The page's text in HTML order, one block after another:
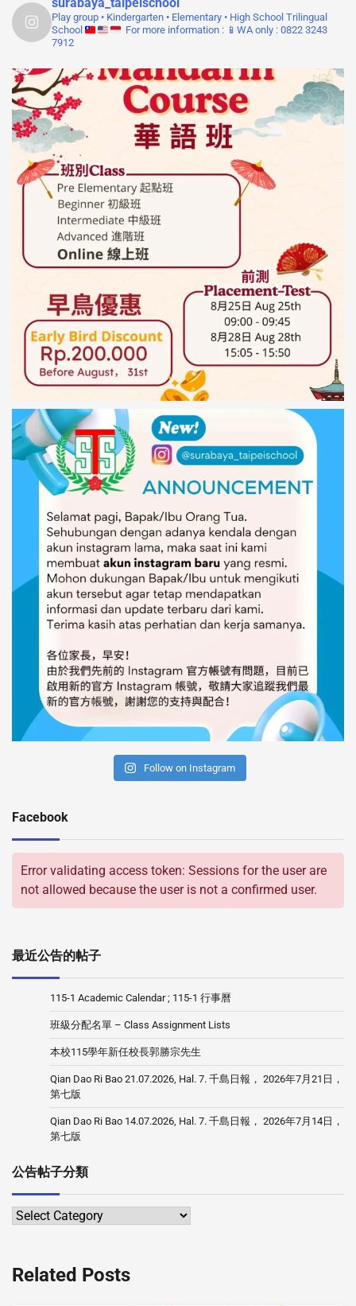
Play group • Kindergarten • Elementary • High School Trilingual
School
For more information : 📱WA only : 0822 3243
7912
Follow on Instagram
Facebook
Error validating access token: Sessions for the user are
not allowed because the user is not a confirmed user.
最近公告的帖子
115-1 Academic Calendar ; 115-1 行事曆
班級分配名單 – Class Assignment Lists
本校115學年新任校長郭勝宗先生
Qian Dao Ri Bao 21.07.2026, Hal. 7. 千島日報， 2026年7月21日，
第七版
Qian Dao Ri Bao 14.07.2026, Hal. 7. 千島日報， 2026年7月14日，
第七版
公告帖子分類
Related Posts